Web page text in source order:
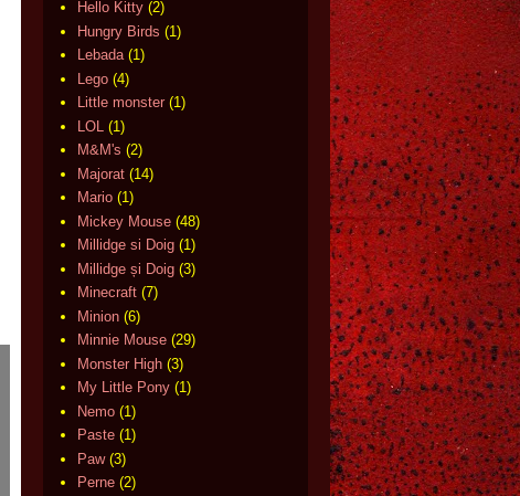
Hello Kitty (2)
Hungry Birds (1)
Lebada (1)
Lego (4)
Little monster (1)
LOL
(1)
M&M's (2)
Majorat (14)
Mario (1)
Mickey Mouse (48)
Millidge si Doig (1)
Millidge și Doig (3)
Minecraft (7)
Minion (6)
Minnie Mouse (29)
Monster High (3)
My Little Pony (1)
Nemo (1)
Paste (1)
Paw (3)
Perne (2)